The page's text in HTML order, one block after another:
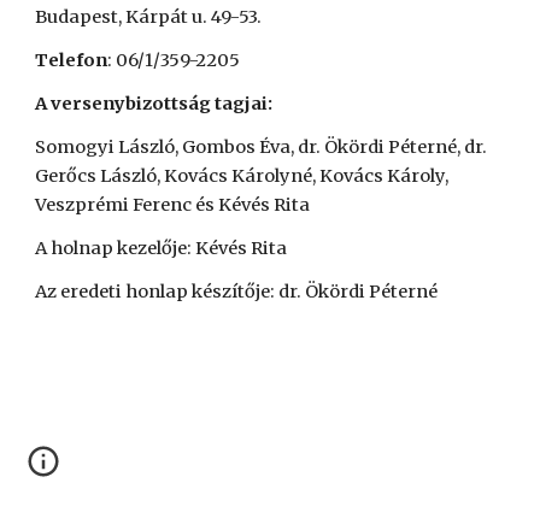
Budapest, Kárpát u. 49-53.
Telefon: 06/1/359-2205
A versenybizottság tagjai:
Somogyi László, Gombos Éva, dr. Ökördi Péterné, dr.
Gerőcs László, Kovács Károlyné, Kovács Károly,
Veszprémi Ferenc és Kévés Rita
A holnap kezelője: Kévés Rita
Az eredeti honlap készítője: dr. Ökördi Péterné